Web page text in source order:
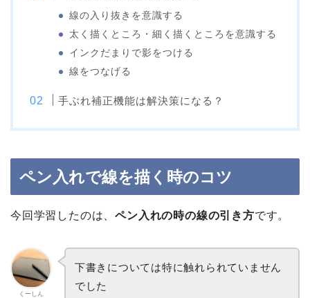
線の入り抜きを意識する
太く描くところ・細く描くところを意識する
インクだまりで影をつける
線をつなげる
手ぶれ補正機能は解決策になる？
ペン入れで線を描く時のコツ
今回学習したのは、ペン入れの時の線の引き方です。
くーしん
下書きについては特に触れられていません
でした